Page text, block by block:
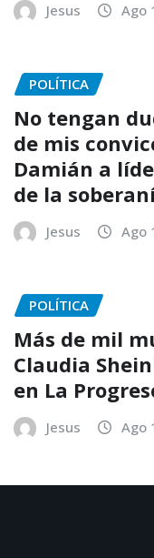
Jesus Ago
POLÍTICA
No tengan
de mis
Damián a
de la
Jesus Ago
POLÍTICA
Más de mil
Claudia
en La
Jesus Ago